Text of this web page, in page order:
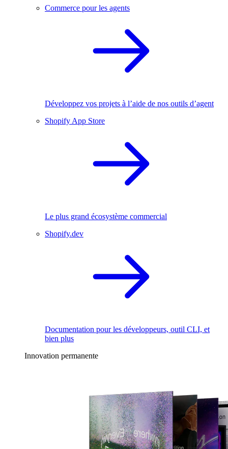
Commerce pour les agents
Développez vos projets à l’aide de nos outils d’agent
Shopify App Store
Le plus grand écosystème commercial
Shopify.dev
Documentation pour les développeurs, outil CLI, et
bien plus
Innovation permanente